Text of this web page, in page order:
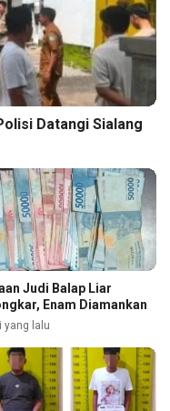
Datangi Sialang
Judi Balap Liar
Enam Diamankan
yang lalu